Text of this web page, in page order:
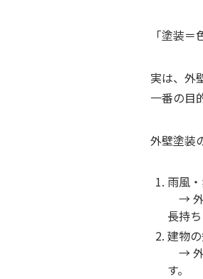
「塗装
実は、外
一番の目
外壁塗装
雨風
→ 外
長持ち
建物
→ 外
す。